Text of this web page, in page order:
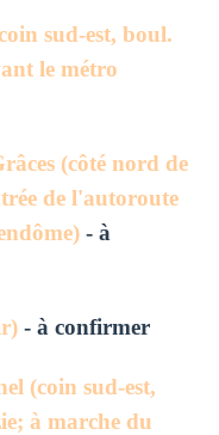
sud-est, boul.
le métro
(côté nord de
de l'autoroute
- à
- à confirmer
(coin sud-est,
à marche du